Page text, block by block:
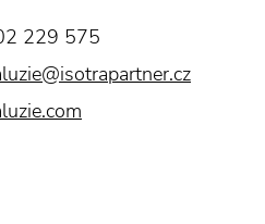
229 575